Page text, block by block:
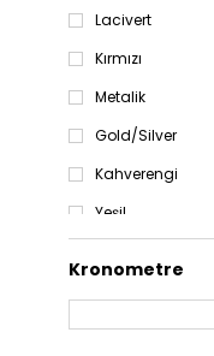
Lacivert
Kırmızı
Metalik
Gold/Silver
Kahverengi
Yeşil
Kronometre